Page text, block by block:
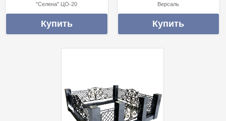
"Селена" ЦО-20 Версаль